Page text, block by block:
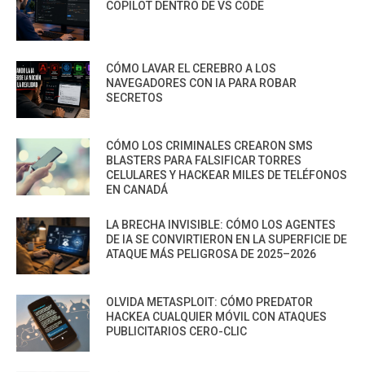
COPILOT DENTRO DE VS CODE
CÓMO LAVAR EL CEREBRO A LOS
NAVEGADORES CON IA PARA ROBAR
SECRETOS
CÓMO LOS CRIMINALES CREARON SMS
BLASTERS PARA FALSIFICAR TORRES
CELULARES Y HACKEAR MILES DE TELÉFONOS
EN CANADÁ
LA BRECHA INVISIBLE: CÓMO LOS AGENTES
DE IA SE CONVIRTIERON EN LA SUPERFICIE DE
ATAQUE MÁS PELIGROSA DE 2025–2026
OLVIDA METASPLOIT: CÓMO PREDATOR
HACKEA CUALQUIER MÓVIL CON ATAQUES
PUBLICITARIOS CERO-CLIC